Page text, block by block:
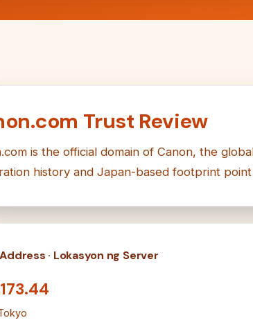
Trust Review
is the official domain of Canon, the
history and Japan-based footprint
· Lokasyon ng Server